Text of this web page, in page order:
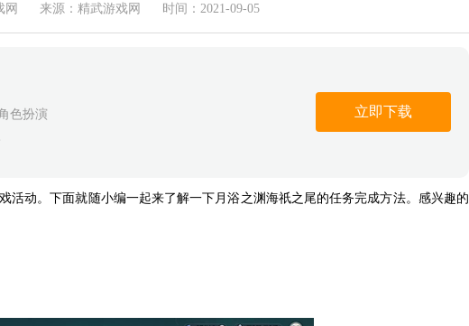
网 来源：精武游戏网 时间：2021-09-05
色扮演
立即下载
活动。下面就随小编一起来了解一下月浴之渊海祇之尾的任务完成方法。感兴趣的